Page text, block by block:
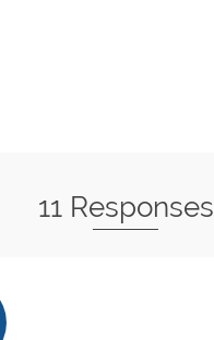
11 Responses